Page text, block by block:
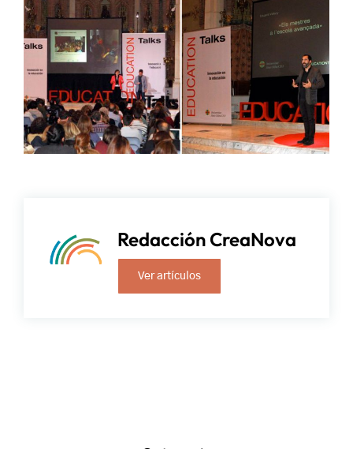
Redacción CreaNova
Ver artículos